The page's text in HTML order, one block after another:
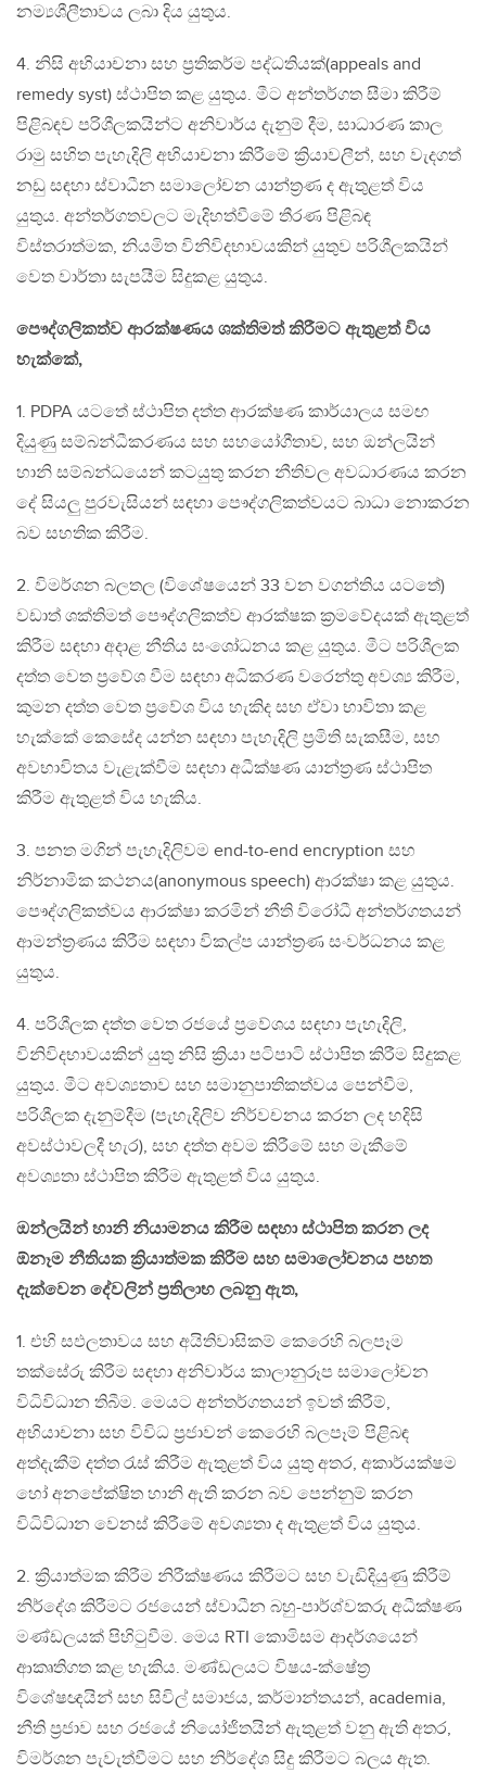
නම්‍යශීලීතාවය ලබා දිය යුතුය.
4. නිසි අභියාචනා සහ ප්‍රතිකර්ම පද්ධතියක්(appeals and
remedy syst) ස්ථාපිත කළ යුතුය. මීට අන්තර්ගත සීමා කිරීම්
පිළිබඳව පරිශීලකයින්ට අනිවාර්ය දැනුම් දීම, සාධාරණ කාල
රාමු සහිත පැහැදිලි අභියාචනා කිරීමේ ක්‍රියාවලීන්, සහ වැදගත්
නඩු සඳහා ස්වාධීන සමාලෝචන යාන්ත්‍රණ ද ඇතුළත් විය
යුතුය. අන්තර්ගතවලට මැදිහත්වීමේ තීරණ පිළිබඳ
විස්තරාත්මක, නියමිත විනිවිදභාවයකින් යුතුව පරිශීලකයින්
වෙත වාර්තා සැපයීම සිදුකළ යුතුය.
පෞද්ගලිකත්ව ආරක්ෂණය ශක්තිමත් කිරීමට ඇතුළත් විය
හැක්කේ,
1. PDPA යටතේ ස්ථාපිත දත්ත ආරක්ෂණ කාර්යාලය සමඟ
දියුණු සම්බන්ධීකරණය සහ සහයෝගීතාව, සහ ඔන්ලයින්
හානි සම්බන්ධයෙන් කටයුතු කරන නීතිවල අවධාරණය කරන
දේ සියලු පුරවැසියන් සඳහා පෞද්ගලිකත්වයට බාධා නොකරන
බව සහතික කිරීම.
2. විමර්ශන බලතල (විශේෂයෙන් 33 වන වගන්තිය යටතේ)
වඩාත් ශක්තිමත් පෞද්ගලිකත්ව ආරක්ෂක ක්‍රමවේදයක් ඇතුළත්
කිරීම සඳහා අදාළ නීතිය සංශෝධනය කළ යුතුය. මීට පරිශීලක
දත්ත වෙත ප්‍රවේශ වීම සඳහා අධිකරණ වරෙන්තු අවශ්‍ය කිරීම,
කුමන දත්ත වෙත ප්‍රවේශ විය හැකිද සහ ඒවා භාවිතා කළ
හැක්කේ කෙසේද යන්න සඳහා පැහැදිලි ප්‍රමිති සැකසීම, සහ
අවභාවිතය වැළැක්වීම සඳහා අධීක්ෂණ යාන්ත්‍රණ ස්ථාපිත
කිරීම ඇතුළත් විය හැකිය.
3. පනත මගින් පැහැදිලිවම end-to-end encryption සහ
නිර්නාමික කථනය(anonymous speech) ආරක්ෂා කළ යුතුය.
පෞද්ගලිකත්වය ආරක්ෂා කරමින් නීති විරෝධී අන්තර්ගතයන්
ආමන්ත්‍රණය කිරීම සඳහා විකල්ප යාන්ත්‍රණ සංවර්ධනය කළ
යුතුය.
4. පරිශීලක දත්ත වෙත රජයේ ප්‍රවේශය සඳහා පැහැදිලි,
විනිවිදභාවයකින් යුතු නිසි ක්‍රියා පටිපාටි ස්ථාපිත කිරීම සිදුකළ
යුතුය. මීට අවශ්‍යතාව සහ සමානුපාතිකත්වය පෙන්වීම,
පරිශීලක දැනුම්දීම (පැහැදිලිව නිර්වචනය කරන ලද හදිසි
අවස්ථාවලදී හැර), සහ දත්ත අවම කිරීමේ සහ මැකීමේ
අවශ්‍යතා ස්ථාපිත කිරීම ඇතුළත් විය යුතුය.
ඔන්ලයින් හානි නියාමනය කිරීම සඳහා ස්ථාපිත කරන ලද
ඕනෑම නීතියක ක්‍රියාත්මක කිරීම සහ සමාලෝචනය පහත
දැක්වෙන දේවලින් ප්‍රතිලාභ ලබනු ඇත,
1. එහි සඵලතාවය සහ අයිතිවාසිකම් කෙරෙහි බලපෑම
තක්සේරු කිරීම සඳහා අනිවාර්ය කාලානුරූප සමාලෝචන
විධිවිධාන තිබීම. මෙයට අන්තර්ගතයන් ඉවත් කිරීම්,
අභියාචනා සහ විවිධ ප්‍රජාවන් කෙරෙහි බලපෑම් පිළිබඳ
අත්දැකීම් දත්ත රැස් කිරීම ඇතුළත් විය යුතු අතර, අකාර්යක්ෂම
හෝ අනපේක්ෂිත හානි ඇති කරන බව පෙන්නුම් කරන
විධිවිධාන වෙනස් කිරීමේ අවශ්‍යතා ද ඇතුළත් විය යුතුය.
2. ක්‍රියාත්මක කිරීම නිරීක්ෂණය කිරීමට සහ වැඩිදියුණු කිරීම්
නිර්දේශ කිරීමට රජයෙන් ස්වාධීන බහු-පාර්ශ්වකරු අධීක්ෂණ
මණ්ඩලයක් පිහිටුවීම. මෙය RTI කොමිසම ආදර්ශයෙන්
ආකෘතිගත කළ හැකිය. මණ්ඩලයට විෂය-ක්ෂේත්‍ර
විශේෂඥයින් සහ සිවිල් සමාජය, කර්මාන්තයන්, academia,
නීති ප්‍රජාව සහ රජයේ නියෝජිතයින් ඇතුළත් වනු ඇති අතර,
විමර්ශන පැවැත්වීමට සහ නිර්දේශ සිදු කිරීමට බලය ඇත.